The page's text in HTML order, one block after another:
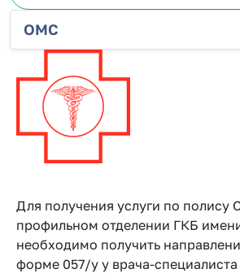
ОМС
Для получения услуги по полису
профильном отделении ГКБ
необходимо получить
форме 057/у у врача-специалиста